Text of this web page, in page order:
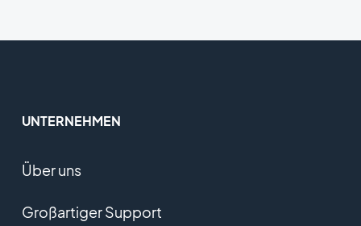
UNTERNEHMEN
Über uns
Großartiger Support